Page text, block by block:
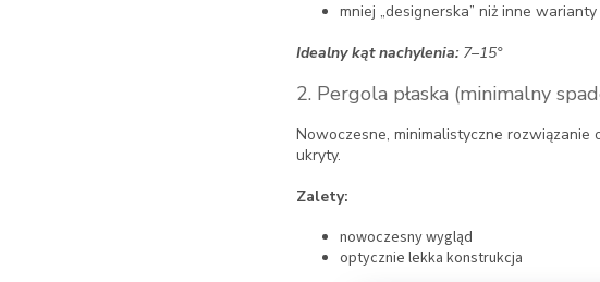
mniej „designerska” niż inne warianty
Idealny kąt nachylenia:7–15°
2. Pergola płaska (minimalny
Nowoczesne, minimalistyczne rozwiązanie
ukryty.
Zalety:
nowoczesny wygląd
optycznie lekka konstrukcja